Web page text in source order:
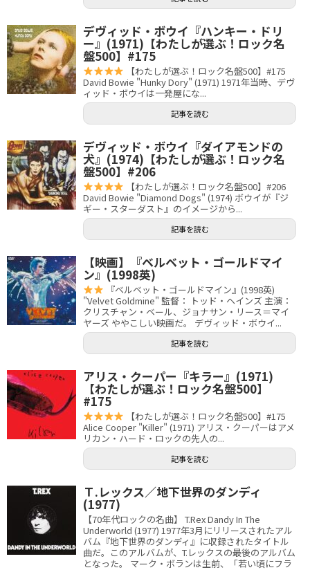
デヴィッド・ボウイ『ハンキー・ドリ
ー』(1971)【わたしが選ぶ！ロック名
盤500】#175
【わたしが選ぶ！ロック名盤500】#175
David Bowie "Hunky Dory" (1971) 1971年当時、デヴ
ィッド・ボウイは一発屋にな...
記事を読む
デヴィッド・ボウイ『ダイアモンドの
犬』(1974)【わたしが選ぶ！ロック名
盤500】#206
【わたしが選ぶ！ロック名盤500】#206
David Bowie "Diamond Dogs" (1974) ボウイが『ジ
ギー・スターダスト』のイメージから...
記事を読む
【映画】『ベルベット・ゴールドマイ
ン』(1998英)
『ベルベット・ゴールドマイン』(1998英)
"Velvet Goldmine" 監督： トッド・ヘインズ 主演：
クリスチャン・ベール、ジョナサン・リース＝マイ
ヤーズ ややこしい映画だ。 デヴィッド・ボウイ...
記事を読む
アリス・クーパー『キラー』(1971)
【わたしが選ぶ！ロック名盤500】
#175
【わたしが選ぶ！ロック名盤500】#175
Alice Cooper "Killer" (1971) アリス・クーパーはアメ
リカン・ハード・ロックの先人の...
記事を読む
Ｔ.レックス／地下世界のダンディ
(1977)
【70年代ロックの名曲】 T.Rex Dandy In The
Underworld (1977) 1977年3月にリリースされたアル
バム『地下世界のダンディ』に収録されたタイトル
曲だ。このアルバムが、T.レックスの最後のアルバム
となった。 マーク・ボランは生前、「若い頃にフラ